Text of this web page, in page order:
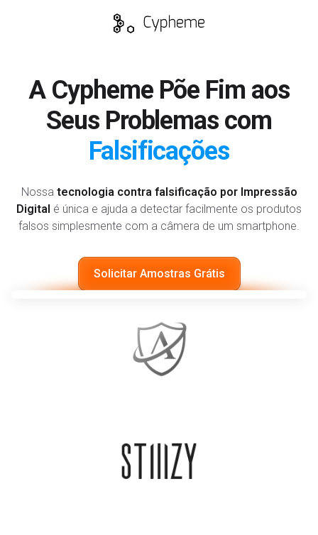
A Cypheme Põe Fim aos
Seus Problemas com
Falsificações
Nossa tecnologia contra falsificação por Impressão
Digital é única e ajuda a detectar facilmente os produtos
falsos simplesmente com a câmera de um smartphone.
Solicitar Amostras Grátis